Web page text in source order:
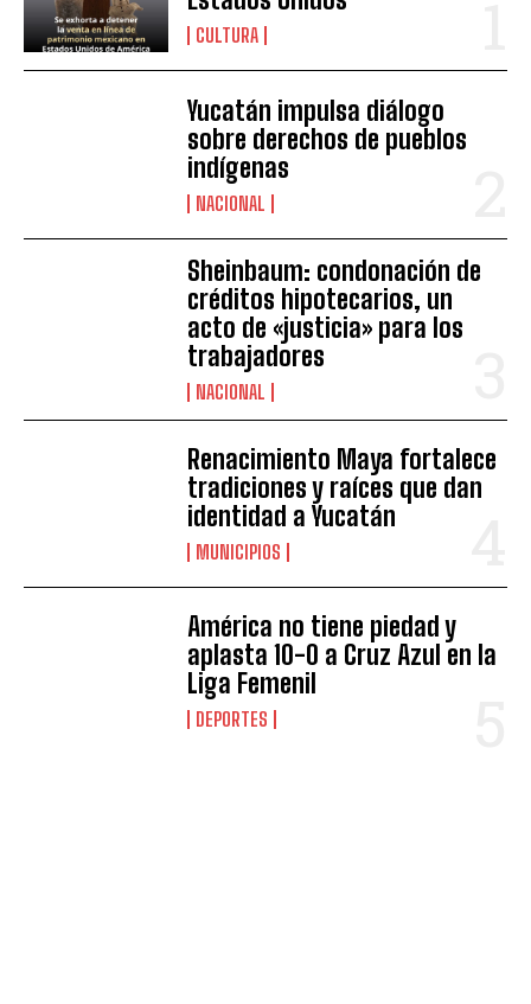
CULTURA
Yucatán impulsa diálogo
sobre derechos de pueblos
indígenas
NACIONAL
Sheinbaum: condonación de
créditos hipotecarios, un
acto de «justicia» para los
trabajadores
NACIONAL
Renacimiento Maya fortalece
tradiciones y raíces que dan
identidad a Yucatán
MUNICIPIOS
América no tiene piedad y
aplasta 10-0 a Cruz Azul en la
Liga Femenil
DEPORTES